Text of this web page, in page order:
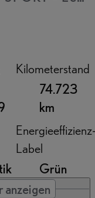
Kilometerstand
74.723
km
Label
Grün
anzeigen